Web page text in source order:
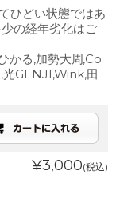
ひどい状態ではあ
の経年劣化はご
かる,加勢大周,Co
GENJI,Wink,田
¥3,000(税込)